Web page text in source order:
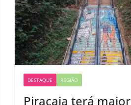
DESTAQUE REGIÃO
Piracaia terá maior